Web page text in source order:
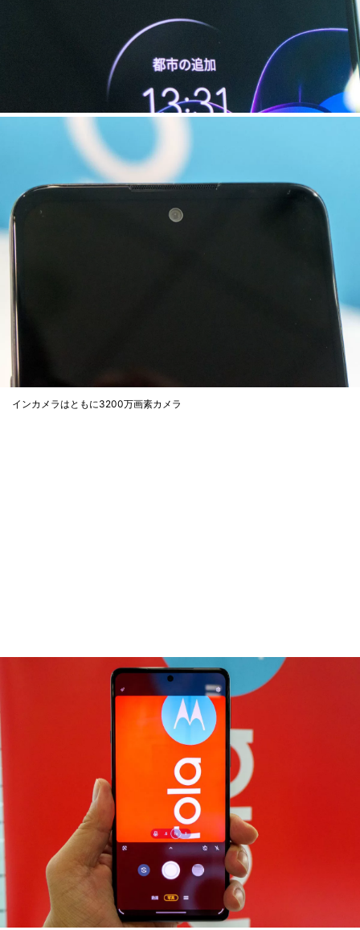
インカメラはともに3200万画素カメラ